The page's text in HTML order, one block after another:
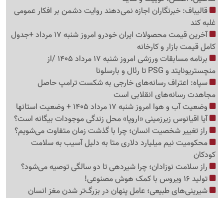
قالیباف: خبرنگاران اجازه نمی‌دهند روایت دشمن بر افکار عمومی
غلبه کند
آخرین قیمت محصولات ایران خودرو امروز شنبه 17 مرداد +جدول
کامل قیمت بازار و کارخانه
برنامه مسابقات ورزشی امروز شنبه 17 مرداد 1405 /از
منچستریونایتد و PSG تا رئال و بارسلونا
سپاه: اعتراف رسانه‌های خارجی به شکست ترامپ حاصل
مجاهدت رسانه‌های انقلابی است
وضعیت آب و هوا امروز شنبه 17 مرداد 1405 + وضعیت استانها
آیا اقیانوس زیرزمینی «اروپا» محل زندگی موجودات بیگانه است؟
راز تغییر شخصیت انسان؛ چرا با گذشت زمان متفاوت می‌شویم؟
محکومیت نیم میلیارد دلاری متا به دلیل آسیب به سلامت
کودکان
راز سلامت نوزادان؛ چرا شیردهی تا دو سالگی توصیه می‌شود؟
تولید 16 ویروس با کمک هوش مصنوعی!
شیرینی‌های طبیعی؛ عامل پنهان در بزرگ‌تر شدن مغز انسان